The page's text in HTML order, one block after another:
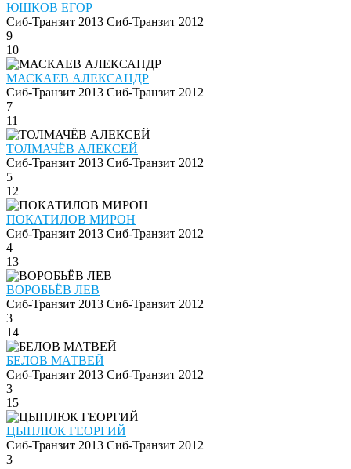
ЮШКОВ ЕГОР
Сиб-Транзит 2013 Сиб-Транзит 2012
9
10
МАСКАЕВ АЛЕКСАНДР
Сиб-Транзит 2013 Сиб-Транзит 2012
7
11
ТОЛМАЧЁВ АЛЕКСЕЙ
Сиб-Транзит 2013 Сиб-Транзит 2012
5
12
ПОКАТИЛОВ МИРОН
Сиб-Транзит 2013 Сиб-Транзит 2012
4
13
ВОРОБЬЁВ ЛЕВ
Сиб-Транзит 2013 Сиб-Транзит 2012
3
14
БЕЛОВ МАТВЕЙ
Сиб-Транзит 2013 Сиб-Транзит 2012
3
15
ЦЫПЛЮК ГЕОРГИЙ
Сиб-Транзит 2013 Сиб-Транзит 2012
3